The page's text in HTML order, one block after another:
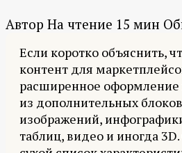
Автор На чтение 15 мин
Если коротко объяснить,
контент для
расширенное оформление
из дополнительных
изображений,
таблиц, видео и иногда